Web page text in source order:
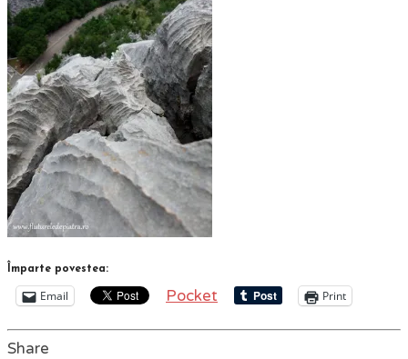
Împarte povestea:
Email Pocket Print
Share